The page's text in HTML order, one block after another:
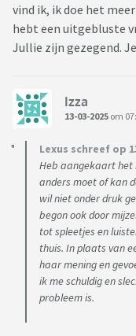
vind ik, ik doe het
hebt een uitgebluste
Jullie zijn gezegend.
Izza
13-03-2025 om
Lexus schreef op
Heb aangekaart het
anders moet of kan
wil niet onder druk
begon ook door
tot spleetjes en
thuis. In plaats van
haar mening en
ik me schuldig en
probleem is.